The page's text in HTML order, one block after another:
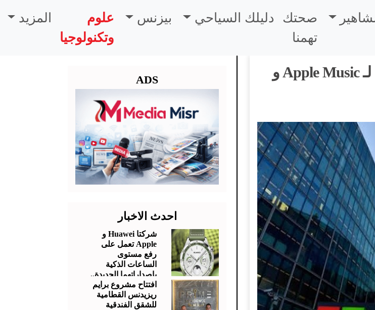
صحتك
تهمنا
دليلك السياحي بيزنس
علوم
وتكنولوجيا
المزيد
مايكروسوفت يمنح إصدارات تجريبة مجانية لـ Apple Music و
ADS
احدث الاخبار
شركتا Huawei و
Apple تعمل على
رفع مستوى
الساعات الذكية
بإصداراتهما الجديدة..
وإليك كيفية المقارنة
افتتاح مشروع برايم
ريزيدنس القطامية
للشقق الفندقية